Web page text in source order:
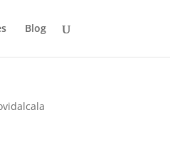
Blog